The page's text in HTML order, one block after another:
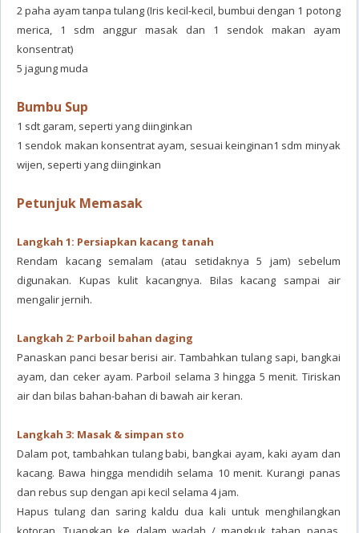
2 paha ayam tanpa tulang (Iris kecil-kecil, bumbui dengan 1 potong
merica, 1 sdm anggur masak dan 1 sendok makan ayam
konsentrat)
5 jagung muda
Bumbu Sup
1 sdt garam, seperti yang diinginkan
1 sendok makan konsentrat ayam, sesuai keinginan1 sdm minyak
wijen, seperti yang diinginkan
Petunjuk Memasak
Langkah 1: Persiapkan kacang tanah
Rendam kacang semalam (atau setidaknya 5 jam) sebelum
digunakan. Kupas kulit kacangnya. Bilas kacang sampai air
mengalir jernih.
Langkah 2: Parboil bahan daging
Panaskan panci besar berisi air. Tambahkan tulang sapi, bangkai
ayam, dan ceker ayam. Parboil selama 3 hingga 5 menit. Tiriskan
air dan bilas bahan-bahan di bawah air keran.
Langkah 3: Masak & simpan sto
Dalam pot, tambahkan tulang babi, bangkai ayam, kaki ayam dan
kacang. Bawa hingga mendidih selama 10 menit. Kurangi panas
dan rebus sup dengan api kecil selama 4 jam.
Hapus tulang dan saring kaldu dua kali untuk menghilangkan